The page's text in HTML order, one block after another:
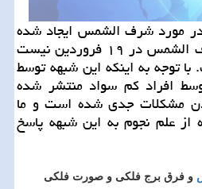
مورد شرف الشمس ایجاد شده
كه ادعا میكنند زمان شرف الشمس در ۱۹ فروردین نیست
با توجه به اینكه این شبهه توسط
افراد كم سواد منتشر شده
مشكلات جدی شده است و ما
از علم نجوم به این شبهه پاسخ
و فرق برج فلکی و صورت فلکی